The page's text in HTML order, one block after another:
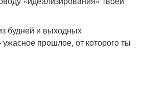
будней и выходных
прошлое, от которого ты